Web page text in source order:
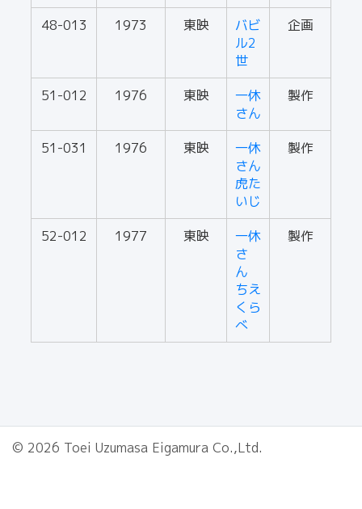
48-013 1973 東映
バビ
ル2
世
企画
51-012 1976 東映
一休
さん
製作
51-031 1976 東映
一休
さん
虎た
いじ
製作
52-012 1977 東映
一休
さ
ん
ちえ
くら
べ
製作
© 2026 Toei Uzumasa Eigamura Co.,Ltd.